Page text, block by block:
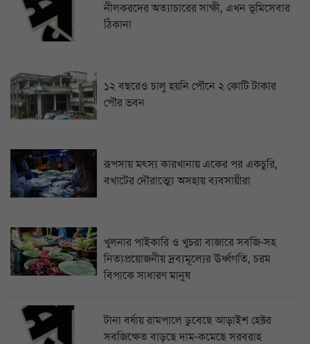
নীলকরদের অত্যাচারের সাক্ষী, এখন ভূমিসেবার
ঠিকানা
১২ বছরেও চালু হয়নি পৌনে ২ কোটি টাকার
পৌর ভবন
রূপসায় মৎস্য কারখানায় একের পর একচুরি,
বখাটের দৌরাত্ম্যে অসহায় ব্যবসায়ীরা
খুলনার পাইকারি ও খুচরা বাজারে সবজি-সহ
নিত্যপ্রয়োজনীয় দ্রব্যমূল্যের ঊর্ধ্বগতি, চরম
বিপাকে সাধারণ মানুষ
টানা বর্ষায় রামপালে ডুবেছে আড়াইশ হেক্টর
সবজিক্ষেত বাড়ছে দাম-কমেছে সরবরাহ